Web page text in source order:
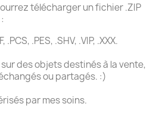
télécharger un fichier .ZIP
.PCS, .PES, .SHV, .VIP, .XXX.
des objets destinés à la vente,
ou partagés. :)
par mes soins.